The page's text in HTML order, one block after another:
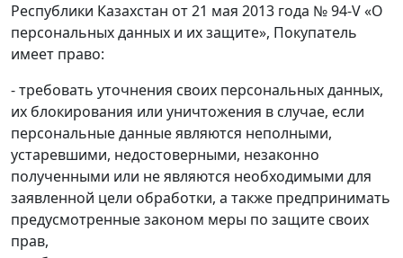
Республики Казахстан от 21 мая 2013 года № 94-V «О
персональных данных и их защите», Покупатель
имеет право:
- требовать уточнения своих персональных данных,
их блокирования или уничтожения в случае, если
персональные данные являются неполными,
устаревшими, недостоверными, незаконно
полученными или не являются необходимыми для
заявленной цели обработки, а также предпринимать
предусмотренные законом меры по защите своих
прав,